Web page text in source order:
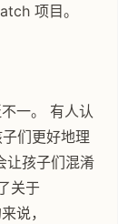
项目。
一。 有人认
们更好地理
让孩子们混淆
关于
说，